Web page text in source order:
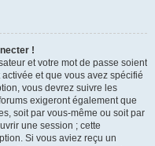
!
et votre mot de passe soient
et que vous avez spécifié
vous devrez suivre les
exigeront également que
soit par vous-même ou soit par
une session ; cette
Si vous aviez reçu un